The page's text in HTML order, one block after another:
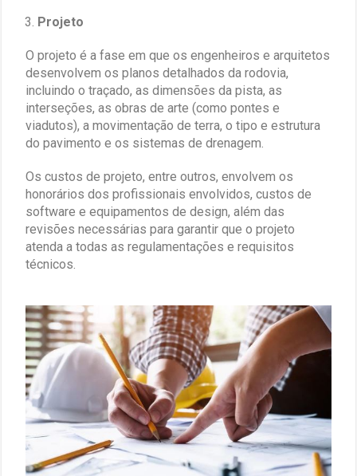
Projeto
O projeto é a fase em que os engenheiros e arquitetos
desenvolvem os planos detalhados da rodovia,
incluindo o traçado, as dimensões da pista, as
interseções, as obras de arte (como pontes e
viadutos), a movimentação de terra, o tipo e estrutura
do pavimento e os sistemas de drenagem.
Os custos de projeto, entre outros, envolvem os
honorários dos profissionais envolvidos, custos de
software e equipamentos de design, além das
revisões necessárias para garantir que o projeto
atenda a todas as regulamentações e requisitos
técnicos.